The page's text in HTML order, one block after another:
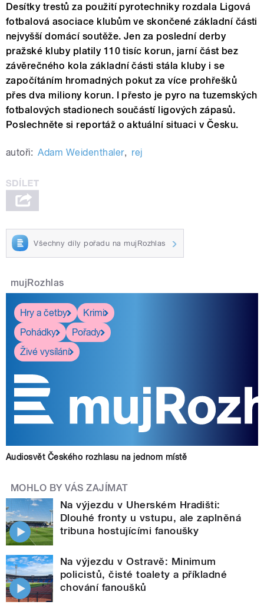
Desítky trestů za použití pyrotechniky rozdala Ligová
fotbalová asociace klubům ve skončené základní části
nejvyšší domácí soutěže. Jen za poslední derby
pražské kluby platily 110 tisíc korun, jarní část bez
závěrečného kola základní části stála kluby i se
započítáním hromadných pokut za více prohřešků
přes dva miliony korun. I přesto je pyro na tuzemských
fotbalových stadionech součástí ligových zápasů.
Poslechněte si reportáž o aktuální situaci v Česku.
autoři: Adam Weidenthaler, rej
Všechny díly pořadu na mujRozhlas
mujRozhlas
Hry a četby
Krimi
Pohádky
Pořady
Živé vysílání
Audiosvět Českého rozhlasu na jednom místě
MOHLO BY VÁS ZAJÍMAT
Na výjezdu v Uherském Hradišti:
Dlouhé fronty u vstupu, ale zaplněná
tribuna hostujícími fanoušky
Na výjezdu v Ostravě: Minimum
policistů, čisté toalety a příkladné
chování fanoušků